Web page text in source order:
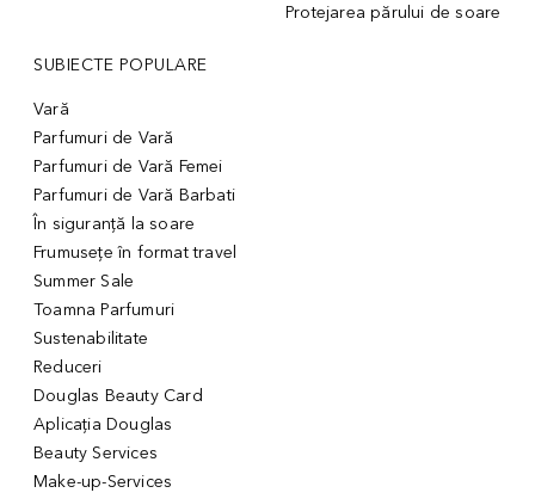
Protejarea părului de soare
SUBIECTE POPULARE
Vară
Parfumuri de Vară
Parfumuri de Vară Femei
Parfumuri de Vară Barbati
În siguranță la soare
Frumusețe în format travel
Summer Sale
Toamna Parfumuri
Sustenabilitate
Reduceri
Douglas Beauty Card
Aplicația Douglas
Beauty Services
Make-up-Services